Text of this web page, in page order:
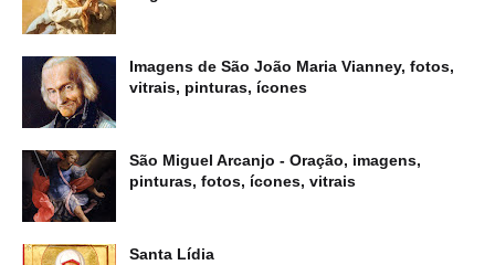
Imagens de São João Maria Vianney, fotos,
vitrais, pinturas, ícones
São Miguel Arcanjo - Oração, imagens,
pinturas, fotos, ícones, vitrais
Santa Lídia